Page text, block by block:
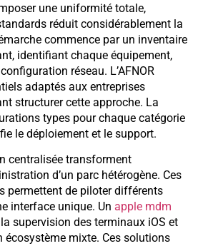
une uniformité totale,
réduit considérablement la
commence par un inventaire
identifiant chaque équipement,
réseau. L’AFNOR
adaptés aux entreprises
structurer cette approche. La
types pour chaque catégorie
le déploiement et le support.
centralisée transforment
d’un parc hétérogène. Ces
permettent de piloter différents
interface unique. Un apple mdm
supervision des terminaux iOS et
écosystème mixte. Ces solutions